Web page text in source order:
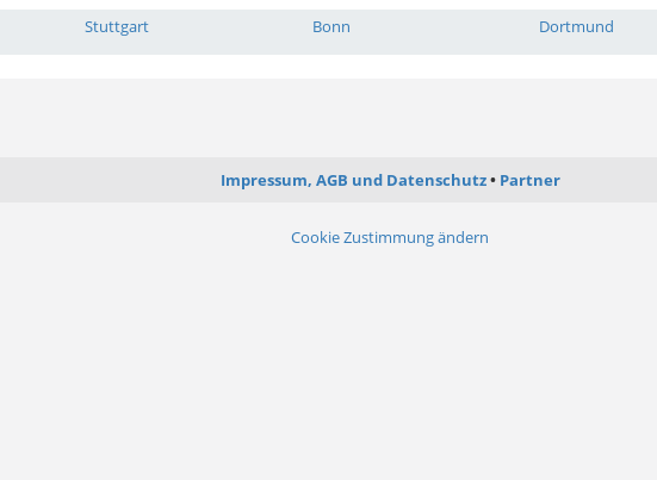
Stuttgart Bonn Dortmund
Impressum, AGB und Datenschutz Partner
Cookie Zustimmung ändern